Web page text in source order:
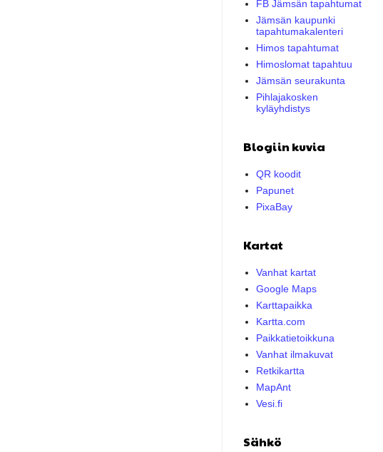
FB Jämsän tapahtumat
Jämsän kaupunki
tapahtumakalenteri
Himos tapahtumat
Himoslomat tapahtuu
Jämsän seurakunta
Pihlajakosken
kyläyhdistys
Blogiin kuvia
QR koodit
Papunet
PixaBay
Kartat
Vanhat kartat
Google Maps
Karttapaikka
Kartta.com
Paikkatietoikkuna
Vanhat ilmakuvat
Retkikartta
MapAnt
Vesi.fi
Sähkö